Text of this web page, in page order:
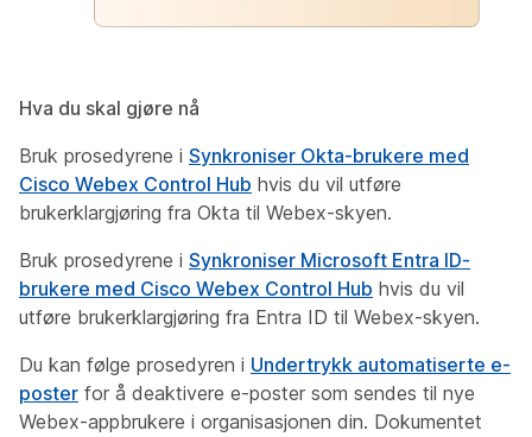
Hva du skal gjøre nå
Bruk prosedyrene i Synkroniser Okta-brukere med
Cisco Webex Control Hub hvis du vil utføre
brukerklargjøring fra Okta til Webex-skyen.
Bruk prosedyrene i Synkroniser Microsoft Entra ID-
brukere med Cisco Webex Control Hub hvis du vil
utføre brukerklargjøring fra Entra ID til Webex-skyen.
Du kan følge prosedyren i Undertrykk automatiserte e-
poster for å deaktivere e-poster som sendes til nye
Webex-appbrukere i organisasjonen din. Dokumentet